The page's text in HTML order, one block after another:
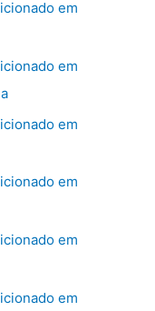
em
em
em
em
em
em